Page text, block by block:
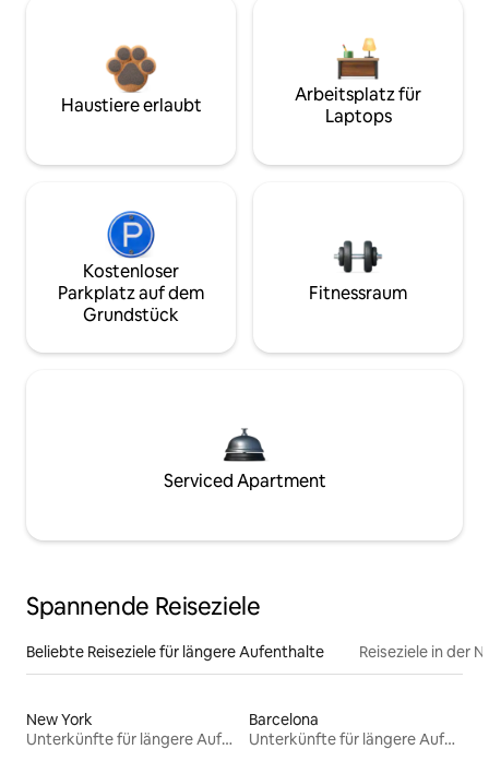
Haustiere erlaubt
Arbeitsplatz für
Laptops
Kostenloser
Parkplatz auf dem
Grundstück
Fitnessraum
Serviced Apartment
Spannende Reiseziele
Beliebte Reiseziele für längere Aufenthalte Reiseziele in der
New York
Unterkünfte für längere Aufenthalte
Barcelona
Unterkünfte für längere Aufenthalte